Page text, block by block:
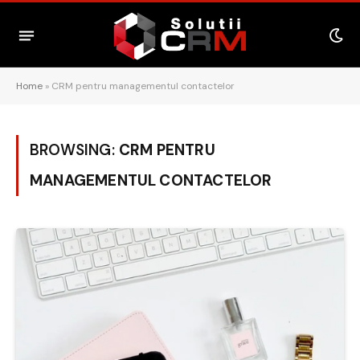
Home » CRM pentru managementul contactelor
BROWSING: CRM PENTRU
MANAGEMENTUL CONTACTELOR